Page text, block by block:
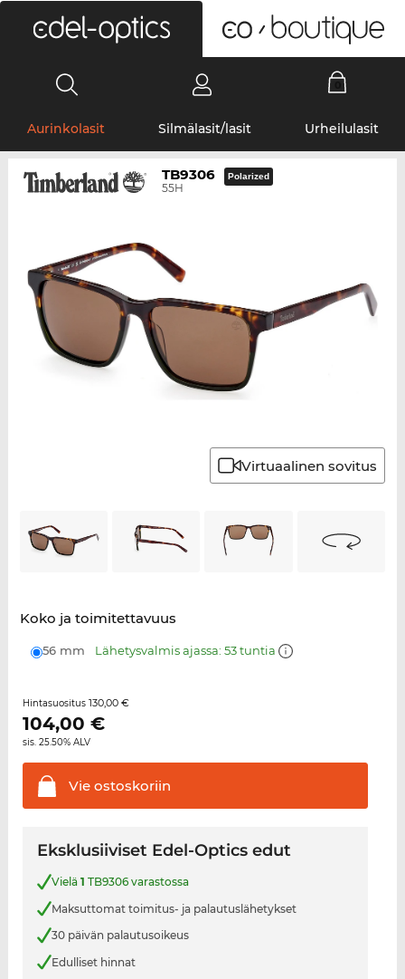
Aurinkolasit Silmälasit/lasit Urheilulasit
TB9306
55H
Polarized
Virtuaalinen sovitus
Koko ja toimitettavuus
56 mm Lähetysvalmis ajassa: 53 tuntia
Hintasuositus 130,00 €
104,00 €
sis. 25.50% ALV
Vieostoskoriin
Eksklusiiviset Edel-Optics edut
Vielä 1 TB9306 varastossa
Maksuttomat toimitus- ja palautuslähetykset
30 päivän palautusoikeus
Edulliset hinnat